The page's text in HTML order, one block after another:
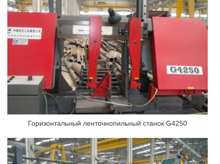
Горизонтальный ленточнопильный станок G4250